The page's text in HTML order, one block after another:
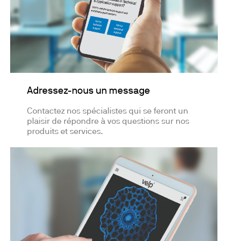
Adressez-nous un message
Contactez nos spécialistes qui se feront un
plaisir de répondre à vos questions sur nos
produits et services.